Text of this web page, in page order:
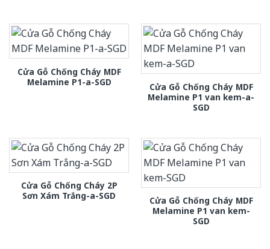
Cửa Gỗ Chống Cháy MDF
Melamine P1-a-SGD
Cửa Gỗ Chống Cháy MDF
Melamine P1 van kem-a-
SGD
Cửa Gỗ Chống Cháy 2P
Sơn Xám Trắng-a-SGD
Cửa Gỗ Chống Cháy MDF
Melamine P1 van kem-
SGD